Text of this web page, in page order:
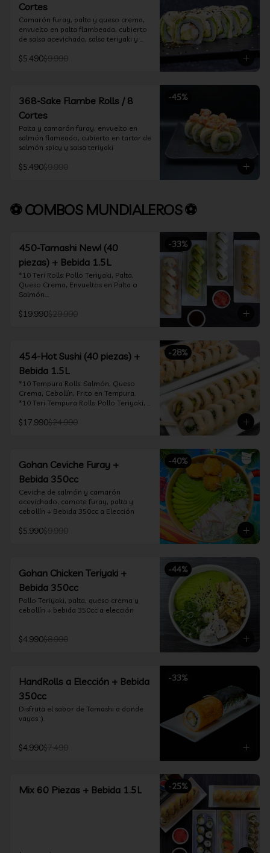
Cortes
Camarón furay, palta y queso crema,
envuelto en palta flambeada, cubierto
de salsa acevichada, salsa teriyaki y
$5.490$9.990
-45%
368-Sake Flambe Rolls / 8
Cortes
Palta y camarón furay, envuelto en
salmón flameado, cubierto en tartar de
salmón spicy y salsa teriyaki
$5.490$9.990
⚽ COMBOS MUNDIALEROS ⚽
-33%
450-Tamashi New! (40
piezas) + Bebida 1.5L
*10 Teri Rolls: Pollo Teriyaki, Palta,
Queso Crema, Envueltos en Palta o
Salmón.
Palta, Cebollín, Envuelto en Queso
salmón y bañado en salsa acevichada
*10 Tempura Rolls: Salmón, Queso
Crema, Cebollín, Frito en Tempura.
*Incluye 2 palitos, 2 soya 30ml, 1 salsa
teriyaki 30ml
$19.990$29.990
-28%
454-Hot Sushi (40 piezas) +
Bebida 1.5L
*10 Tempura Rolls: Salmón, Queso
Crema, Cebollín, Frito en Tempura.
*10 Teri Tempura Rolls: Pollo Teriyaki,
Tempura
Queso Crema y Cebollín, frito en
tempura
*Incluye 2 palitos, 2 soya 30ml, 1 salsa
teriyaki 30ml
$17.990$24.990
-40%
Gohan Ceviche Furay +
Bebida 350cc
Ceviche de salmón y camarón
acevichado, camote furay, palta y
cebollín + Bebida 350cc a Elección
$5.990$9.990
-44%
Gohan Chicken Teriyaki +
Bebida 350cc
Pollo Teriyaki, palta, queso crema y
cebollín + bebida 350cc a elección
$4.990$8.990
-33%
HandRolls a Elección + Bebida
350cc
Disfruta el sabor de Tamashi a donde
vayas :).
$4.990$7.490
-25%
Mix 60 Piezas + Bebida 1.5L